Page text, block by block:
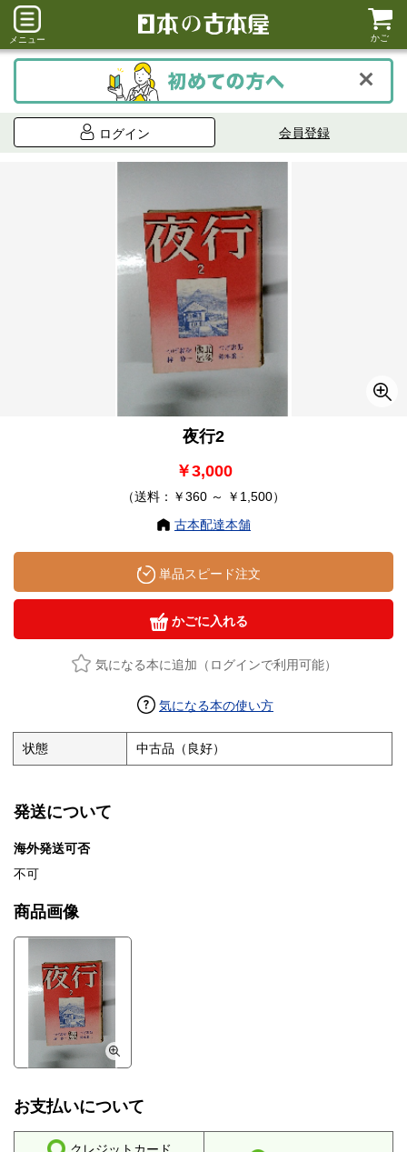
メニュー かご
ログイン 会員登録
夜行2
￥3,000
（送料：￥360 ～ ￥1,500）
古本配達本舗
単品スピード注文
かごに入れる
気になる本に追加（ログインで利用可能）
気になる本の使い方
状態 中古品（良好）
発送について
海外発送可否
不可
商品画像
お支払いについて